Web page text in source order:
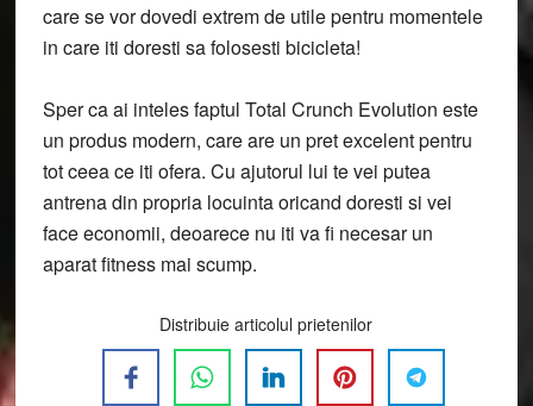
care se vor dovedi extrem de utile pentru momentele
in care iti doresti sa folosesti bicicleta!
Sper ca ai inteles faptul Total Crunch Evolution este
un produs modern, care are un pret excelent pentru
tot ceea ce iti ofera. Cu ajutorul lui te vei putea
antrena din propria locuinta oricand doresti si vei
face economii, deoarece nu iti va fi necesar un
aparat fitness mai scump.
Distribuie articolul prietenilor